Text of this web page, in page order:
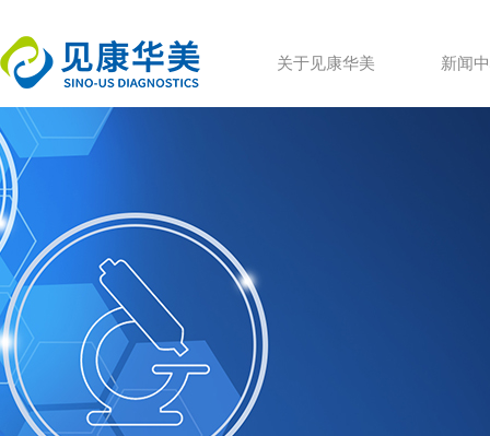
关于见康华美 新闻